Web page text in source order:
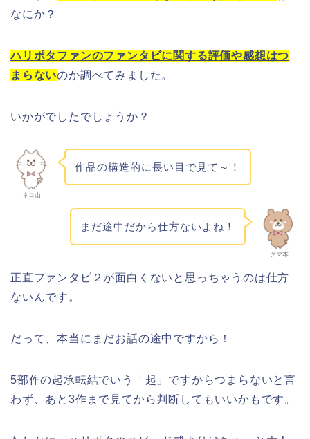
なにか？
ハリポタファンのファンタビに関する評価や感想はつ
まらないのか調べてみました。
いかがでしたでしょうか？
ネコ山
作品の構造的に長い目で見て～！
クマ本
まだ途中だから仕方ないよね！
正直ファンタビ２が面白くないと思っちゃうのは仕方
ないんです。
だって、本当にまだお話の途中ですから！
5部作の起承転結でいう「起」ですからつまらないと言
わず、あと3作まで見てから判断してもいいかもです。